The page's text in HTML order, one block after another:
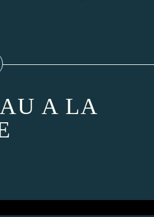
A LA